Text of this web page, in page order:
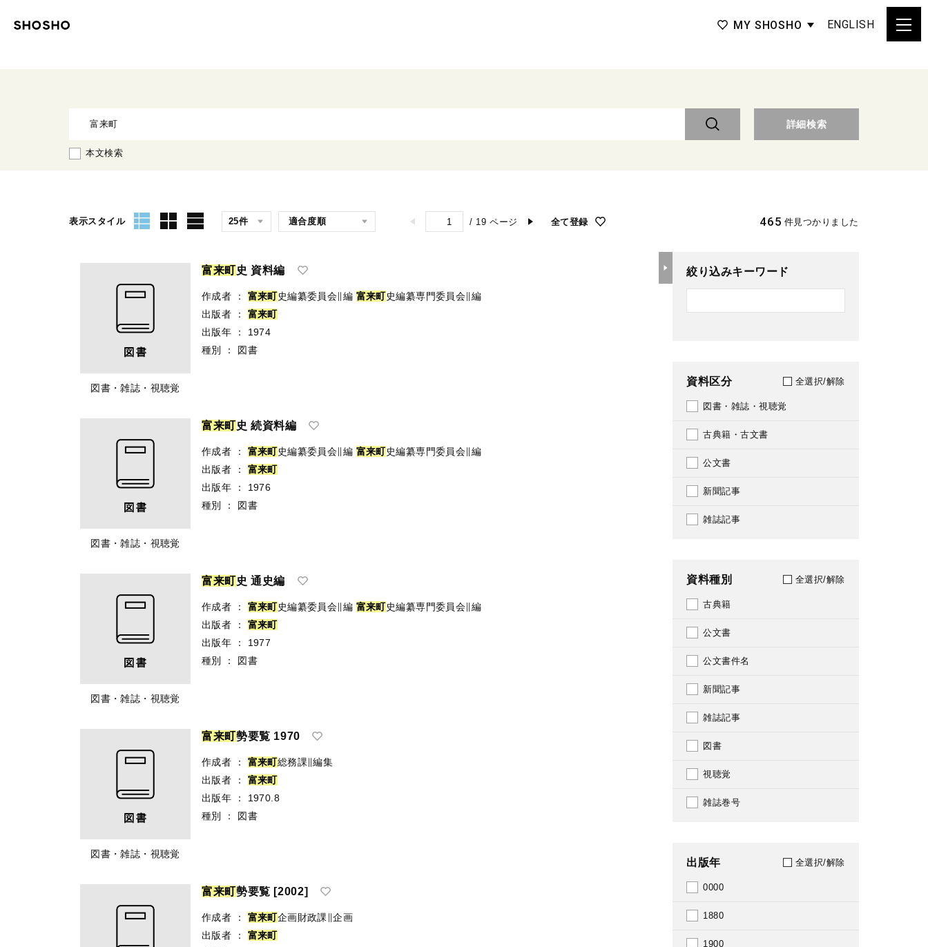
MY SHOSHO ENGLISH
詳細検索
本文検索
表示スタイル / 19 ページ 全て登録 465 件見つかりました
図書・雑誌・視聴覚
富来町史 資料編
作成者 ： 富来町史編纂委員会∥編 富来町史編纂専門委員会∥編
出版者
： 富来町
出版年
：
1974
種別
： 図書
図書・雑誌・視聴覚
富来町史 続資料編
作成者 ： 富来町史編纂委員会∥編 富来町史編纂専門委員会∥編
出版者
： 富来町
出版年
：
1976
種別
： 図書
図書・雑誌・視聴覚
富来町史 通史編
作成者 ： 富来町史編纂委員会∥編 富来町史編纂専門委員会∥編
出版者
： 富来町
出版年
：
1977
種別
： 図書
図書・雑誌・視聴覚
富来町勢要覧 1970
作成者 ： 富来町総務課∥編集
出版者
： 富来町
出版年
：
1970.8
種別
： 図書
富来町勢要覧 [2002]
作成者 ： 富来町企画財政課∥企画
出版者
： 富来町
絞り込みキーワード
資料区分 全選択/解除
図書・雑誌・視聴覚
古典籍・古文書
公文書
新聞記事
雑誌記事
資料種別 全選択/解除
古典籍
公文書
公文書件名
新聞記事
雑誌記事
図書
視聴覚
雑誌巻号
出版年 全選択/解除
0000
1880
1900